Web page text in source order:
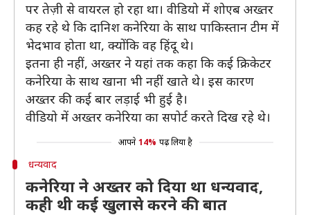
पर तेज़ी से वायरल हो रहा था। वीडियो में शोएब अख्तर
कह रहे थे कि दानिश कनेरिया के साथ पाकिस्तान टीम में
भेदभाव होता था, क्योंकि वह हिंदू थे।
इतना ही नहीं, अख्तर ने यहां तक कहा कि कई क्रिकेटर
कनेरिया के साथ खाना भी नहीं खाते थे। इस कारण
अख्तर की कई बार लड़ाई भी हुई है।
वीडियो में अख्तर कनेरिया का सपोर्ट करते दिख रहे थे।
आपने 14% पढ़ लिया है
धन्यवाद
कनेरिया ने अख्तर को दिया था धन्यवाद,
कही थी कई खुलासे करने की बात